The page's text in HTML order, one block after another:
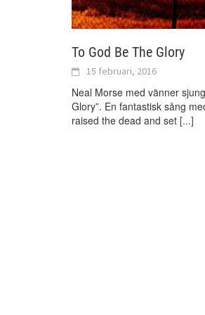
To God Be The Glory
15 februari, 2016
Neal Morse med vänner
Glory”. En fantastisk sång
raised the dead and set [...]